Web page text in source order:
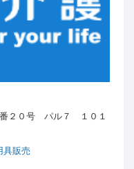
番２０号 パル７ １０１
具販売